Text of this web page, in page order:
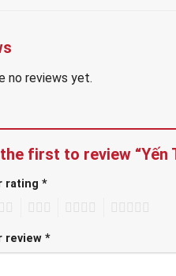
no reviews yet.
first to review “Yến
rating *
review *